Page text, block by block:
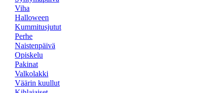
Viha
Halloween
Kummitusjutut
Perhe
Naistenpäivä
Opiskelu
Pakinat
Valkolakki
Väärin kuullut